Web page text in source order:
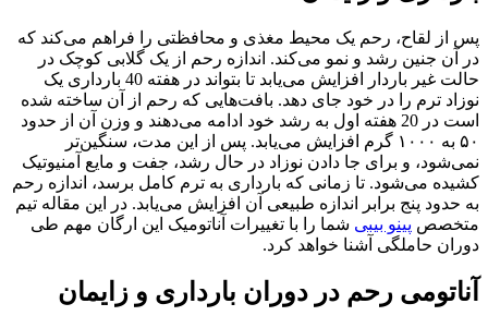
لقاح، رحم یک محیط مغذی و محافظتی را فراهم می‌کند که
جنین رشد و نمو می‌کند. اندازه رحم از یک گلابی کوچک در
حالت غیر باردار افزایش می‌یابد تا بتواند در هفته 40 بارداری یک
ترم را در خود جای دهد. بافت‌هایی که رحم از آن ساخته شده
است در 20 هفته اول به رشد خود ادامه می‌دهند و وزن آن از حدود
۵۰ به ۱۰۰۰ گرم افزایش می‌یابد. پس از این مدت، سنگین‌تر
و برای جا دادن نوزاد در حال رشد، جفت و مایع آمنیوتیک
می‌شود. تا زمانی که بارداری به ترم کامل برسد، اندازه رحم
پنج برابر اندازه طبیعی آن افزایش می‌یابد. در این مقاله تیم
پینو بیبی شما را با تغییرات آناتومیک این ارگان مهم طی
حاملگی آشنا خواهد کرد.
رحم در دوران بارداری و زایمان